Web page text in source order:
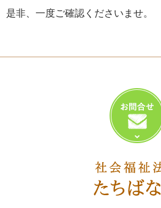
是非、一度ご確認くださいませ。